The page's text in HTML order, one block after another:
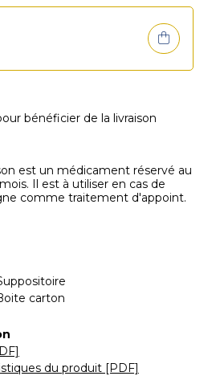
est un médicament réservé au
Il est à utiliser en cas de
comme traitement d'appoint.
bénéficier de la livraison
carton
du produit [PDF]